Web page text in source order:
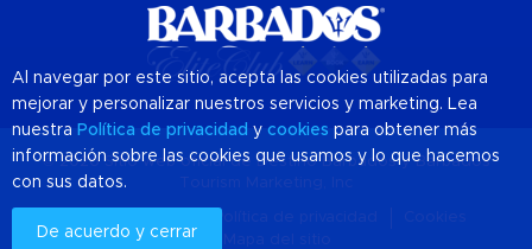
© 2026 Sitio web oficial de Destino Barbadosy Barbados
Al navegar por este sitio, acepta las cookies utilizadas para
mejorar y personalizar nuestros servicios y marketing. Lea
nuestra Política de privacidad y cookies para obtener más
información sobre las cookies que usamos y lo que hacemos
con sus datos.
De acuerdo y cerrar